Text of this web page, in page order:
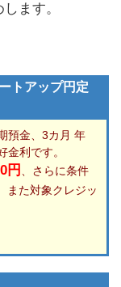
ます。
トアップ円定
預金、3カ月 年
金利です。
円
、さらに条件
また対象クレジッ